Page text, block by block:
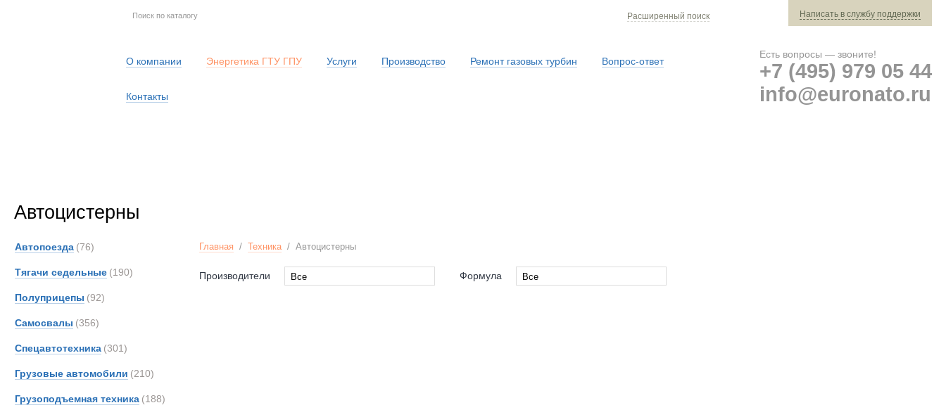
Расширенный поиск Написать в службу поддержки
О компании Энергетика ГТУ ГПУ Услуги Производство Ремонт газовых турбин Вопрос-ответ
Контакты
Есть вопросы — звоните!
+7 (495) 979 05 44
info@euronato.ru
Автоцистерны
Автопоезда (76)
Тягачи седельные (190)
Полуприцепы (92)
Самосвалы (356)
Спецавтотехника (301)
Грузовые автомобили (210)
Грузоподъемная техника (188)
Главная / Техника/ Автоцистерны
Производители
Все
Формула
Все